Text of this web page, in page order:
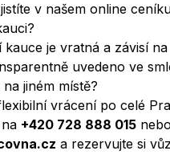
v našem online
je vratná a závisí
uvedeno ve
jiném místě?
vrácení po celé
+420 728 888 015 nebo
a rezervujte si